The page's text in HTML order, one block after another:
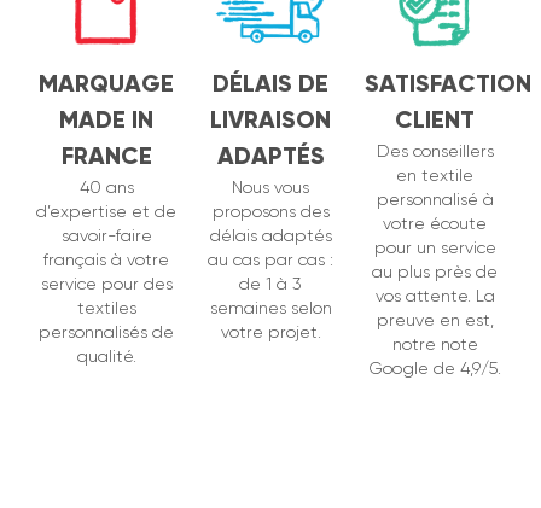
MARQUAGE
MADE IN
FRANCE
40 ans
d’expertise et de
savoir-faire
français à votre
service pour des
textiles
personnalisés de
qualité.
DÉLAIS DE
LIVRAISON
ADAPTÉS
Nous vous
proposons des
délais adaptés
au cas par cas :
de 1 à 3
semaines selon
votre projet.
SATISFACTION
CLIENT
Des conseillers
en textile
personnalisé à
votre écoute
pour un service
au plus près de
vos attente. La
preuve en est,
notre note
Google de 4,9/5.